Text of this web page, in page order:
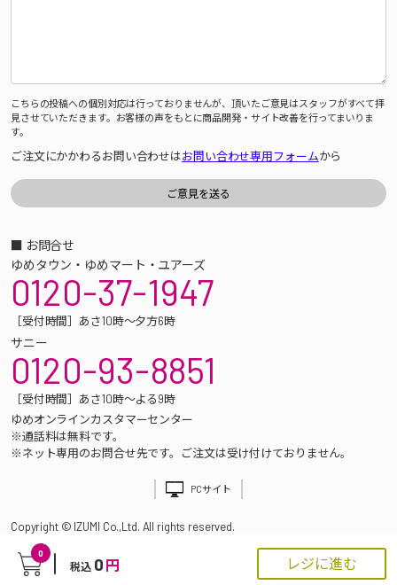
0
税込 0 円 レジに進む
こちらの投稿への個別対応は行っておりませんが、頂いたご意見はスタッフがすべて拝
見させていただきます。お客様の声をもとに商品開発・サイト改善を行ってまいりま
す。
ご注文にかかわるお問い合わせはお問い合わせ専用フォームから
■ お問合せ
ゆめタウン・ゆめマート・ユアーズ
0120-37-1947
［受付時間］あさ10時～夕方6時
サニー
0120-93-8851
［受付時間］あさ10時～よる9時
ゆめオンラインカスタマーセンター
※通話料は無料です。
※ネット専用のお問合せ先です。ご注文は受け付けておりません。
PCサイト
Copyright © IZUMI Co.,Ltd. All rights reserved.